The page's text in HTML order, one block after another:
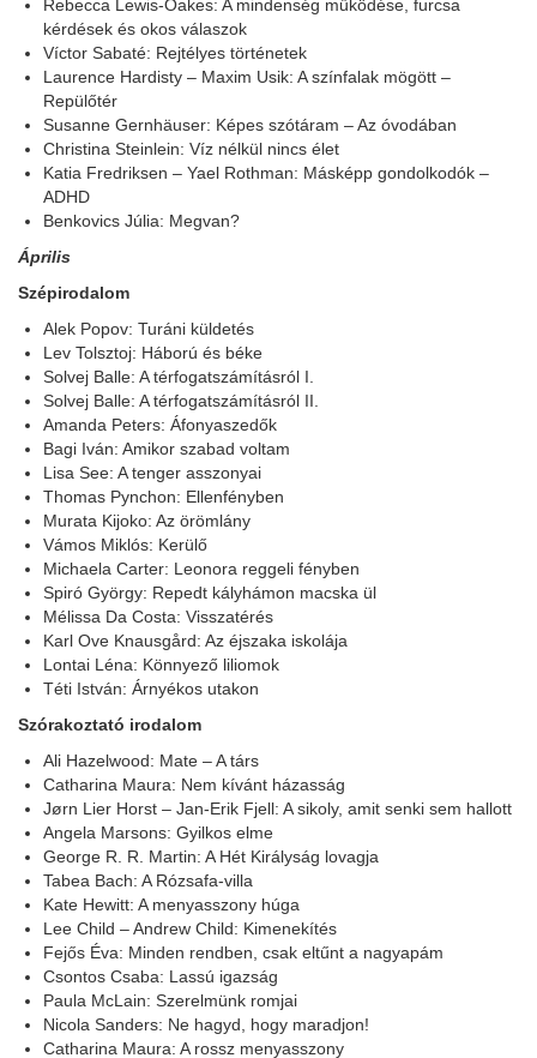
Rebecca Lewis-Oakes: A mindenség működése, furcsa
kérdések és okos válaszok
Víctor Sabaté: Rejtélyes történetek
Laurence Hardisty – Maxim Usik: A színfalak mögött –
Repülőtér
Susanne Gernhäuser: Képes szótáram – Az óvodában
Christina Steinlein: Víz nélkül nincs élet
Katia Fredriksen – Yael Rothman: Másképp gondolkodók –
ADHD
Benkovics Júlia: Megvan?
Április
Szépirodalom
Alek Popov: Turáni küldetés
Lev Tolsztoj: Háború és béke
Solvej Balle: A térfogatszámításról I.
Solvej Balle: A térfogatszámításról II.
Amanda Peters: Áfonyaszedők
Bagi Iván: Amikor szabad voltam
Lisa See: A tenger asszonyai
Thomas Pynchon: Ellenfényben
Murata Kijoko: Az örömlány
Vámos Miklós: Kerülő
Michaela Carter: Leonora reggeli fényben
Spiró György: Repedt kályhámon macska ül
Mélissa Da Costa: Visszatérés
Karl Ove Knausgård: Az éjszaka iskolája
Lontai Léna: Könnyező liliomok
Téti István: Árnyékos utakon
Szórakoztató irodalom
Ali Hazelwood: Mate – A társ
Catharina Maura: Nem kívánt házasság
Jørn Lier Horst – Jan-Erik Fjell: A sikoly, amit senki sem hallott
Angela Marsons: Gyilkos elme
George R. R. Martin: A Hét Királyság lovagja
Tabea Bach: A Rózsafa-villa
Kate Hewitt: A menyasszony húga
Lee Child – Andrew Child: Kimenekítés
Fejős Éva: Minden rendben, csak eltűnt a nagyapám
Csontos Csaba: Lassú igazság
Paula McLain: Szerelmünk romjai
Nicola Sanders: Ne hagyd, hogy maradjon!
Catharina Maura: A rossz menyasszony